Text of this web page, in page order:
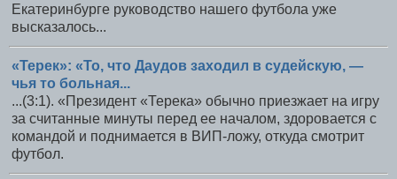
Екатеринбурге руководство нашего футбола уже
высказалось...
«Терек»: «То, что Даудов заходил в судейскую, —
чья то больная...
...(3:1). «Президент «Терека» обычно приезжает на игру
за считанные минуты перед ее началом, здоровается с
командой и поднимается в ВИП-ложу, откуда смотрит
футбол.